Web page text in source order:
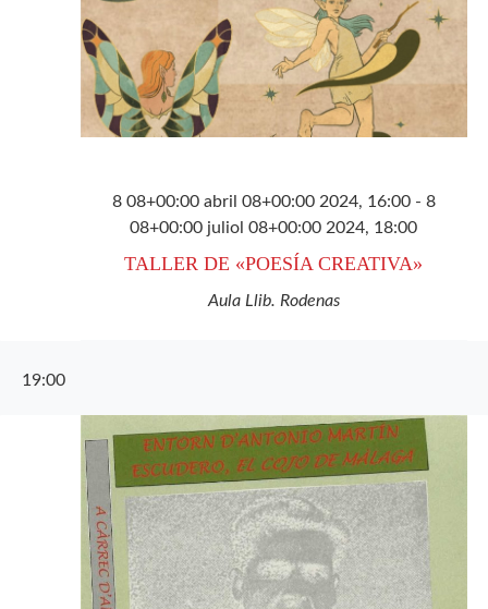
8 08+00:00 abril 08+00:00 2024, 16:00- 8
08+00:00 juliol 08+00:00 2024, 18:00
TALLER DE «POESÍA CREATIVA»
Aula Llib. Rodenas
19:00